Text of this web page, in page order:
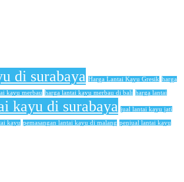
di surabaya Harga Lantai Kayu Gresik harga
kayu merbau harga lantai kayu merbau di bali harga lantai
kayu di surabaya jual lantai kayu jati
kayu pemasangan lantai kayu di malang penjual lantai kayu